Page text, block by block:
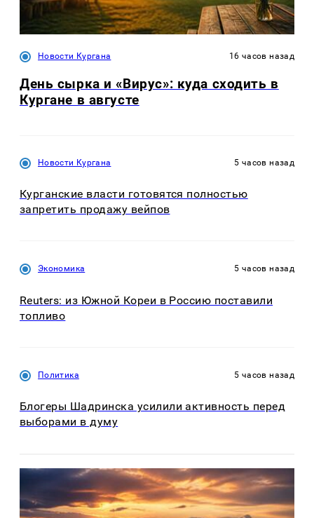
Новости Кургана 16 часов назад
День сырка и «Вирус»: куда сходить в
Кургане в августе
Новости Кургана 5 часов назад
Курганские власти готовятся полностью
запретить продажу вейпов
Экономика 5 часов назад
Reuters: из Южной Кореи в Россию поставили
топливо
Политика 5 часов назад
Блогеры Шадринска усилили активность перед
выборами в думу